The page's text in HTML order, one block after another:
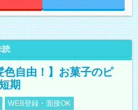
読
色自由！】お菓子のピ
期
WEB登録・面接OK